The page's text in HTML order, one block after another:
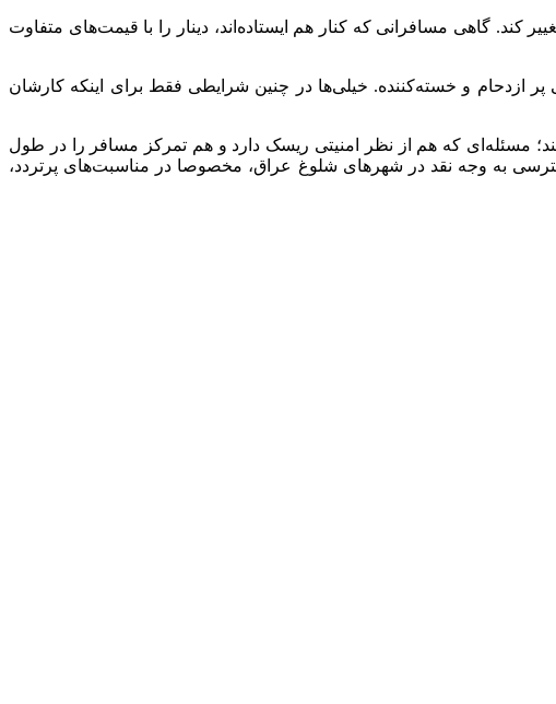
گاهی مسافرانی که کنار هم ایستاده‌اند، دینار را با قیمت‌های متفاوت
ازدحام و خسته‌کننده. خیلی‌ها در چنین شرایطی فقط برای اینکه کارشان
مسئله‌ای که هم از نظر امنیتی ریسک دارد و هم تمرکز مسافر را در طول
به وجه نقد در شهرهای شلوغ عراق، مخصوصا در مناسبت‌های پرتردد،